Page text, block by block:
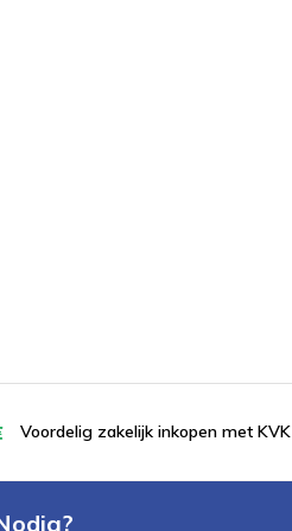
Voordelig zakelijk inkopen met KVK